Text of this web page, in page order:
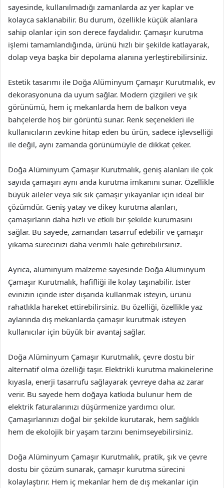
sayesinde, kullanılmadığı zamanlarda az yer kaplar ve
kolayca saklanabilir. Bu durum, özellikle küçük alanlara
sahip olanlar için son derece faydalıdır. Çamaşır kurutma
işlemi tamamlandığında, ürünü hızlı bir şekilde katlayarak,
dolap veya başka bir depolama alanına yerleştirebilirsiniz.
Estetik tasarımı ile Doğa Alüminyum Çamaşır Kurutmalık, ev
dekorasyonuna da uyum sağlar. Modern çizgileri ve şık
görünümü, hem iç mekanlarda hem de balkon veya
bahçelerde hoş bir görüntü sunar. Renk seçenekleri ile
kullanıcıların zevkine hitap eden bu ürün, sadece işlevselliği
ile değil, aynı zamanda görünümüyle de dikkat çeker.
Doğa Alüminyum Çamaşır Kurutmalık, geniş alanları ile çok
sayıda çamaşırı aynı anda kurutma imkanını sunar. Özellikle
büyük aileler veya sık sık çamaşır yıkayanlar için ideal bir
çözümdür. Geniş yatay ve dikey kurutma alanları,
çamaşırların daha hızlı ve etkili bir şekilde kurumasını
sağlar. Bu sayede, zamandan tasarruf edebilir ve çamaşır
yıkama sürecinizi daha verimli hale getirebilirsiniz.
Ayrıca, alüminyum malzeme sayesinde Doğa Alüminyum
Çamaşır Kurutmalık, hafifliği ile kolay taşınabilir. İster
evinizin içinde ister dışarıda kullanmak isteyin, ürünü
rahatlıkla hareket ettirebilirsiniz. Bu özelliği, özellikle yaz
aylarında dış mekanlarda çamaşır kurutmak isteyen
kullanıcılar için büyük bir avantaj sağlar.
Doğa Alüminyum Çamaşır Kurutmalık, çevre dostu bir
alternatif olma özelliği taşır. Elektrikli kurutma makinelerine
kıyasla, enerji tasarrufu sağlayarak çevreye daha az zarar
verir. Bu sayede hem doğaya katkıda bulunur hem de
elektrik faturalarınızı düşürmenize yardımcı olur.
Çamaşırlarınızı doğal bir şekilde kurutarak, hem sağlıklı
hem de ekolojik bir yaşam tarzını benimseyebilirsiniz.
Doğa Alüminyum Çamaşır Kurutmalık, pratik, şık ve çevre
dostu bir çözüm sunarak, çamaşır kurutma sürecini
kolaylaştırır. Hem iç mekanlar hem de dış mekanlar için